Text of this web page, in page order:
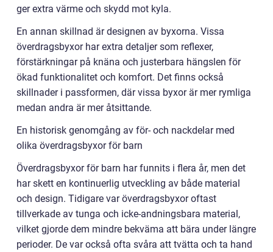
ger extra värme och skydd mot kyla.
En annan skillnad är designen av byxorna. Vissa
överdragsbyxor har extra detaljer som reflexer,
förstärkningar på knäna och justerbara hängslen för
ökad funktionalitet och komfort. Det finns också
skillnader i passformen, där vissa byxor är mer rymliga
medan andra är mer åtsittande.
En historisk genomgång av för- och nackdelar med
olika överdragsbyxor för barn
Överdragsbyxor för barn har funnits i flera år, men det
har skett en kontinuerlig utveckling av både material
och design. Tidigare var överdragsbyxor oftast
tillverkade av tunga och icke-andningsbara material,
vilket gjorde dem mindre bekväma att bära under längre
perioder. De var också ofta svåra att tvätta och ta hand